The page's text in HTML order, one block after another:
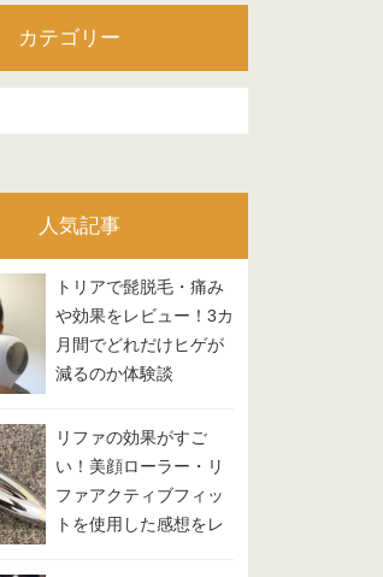
カテゴリー
人気記事
トリアで髭脱毛・痛み
や効果をレビュー！3カ
月間でどれだけヒゲが
減るのか体験談
リファの効果がすご
い！美顔ローラー・リ
ファアクティブフィッ
トを使用した感想をレ